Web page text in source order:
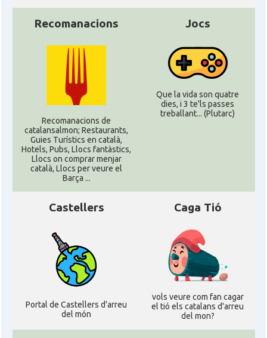
Recomanacions
Recomanacions de
catalansalmon; Restaurants,
Guies Turístics en català,
Hotels, Pubs, Llocs fantàstics,
Llocs on comprar menjar
català, Llocs per veure el
Barça ...
Jocs
Que la vida son quatre
dies, i 3 te'ls passes
treballant... (Plutarc)
Castellers
Portal de Castellers d'arreu
del món
Caga Tió
vols veure com fan cagar
el tió els catalans d'arreu
del mon?